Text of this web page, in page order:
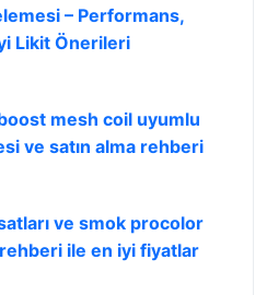
– Performans,
Likit Önerileri
mesh coil uyumlu
ve satın alma rehberi
ve smok procolor
ile en iyi fiyatlar